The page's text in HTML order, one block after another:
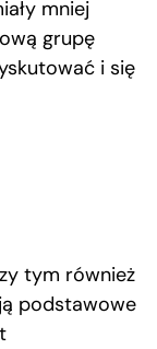
mniej
grupę
i się
tym również
podstawowe